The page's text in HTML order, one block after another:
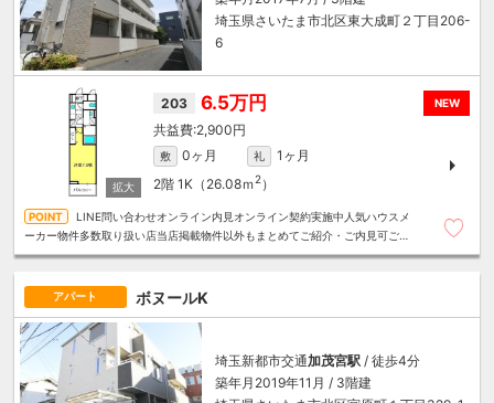
埼玉県さいたま市北区東大成町２丁目206-
6
NEW
203 6.5万円
2,900円
敷 0ヶ月 礼
1ヶ月
2階 1K（26.08ｍ 2）
LINE問い合わせオンライン内見オンライン契約実施中人気ハウスメ
ーカー物件多数取り扱い店当店掲載物件以外もまとめてご紹介・ご内見可ご予
アパート ボヌールK
埼玉新都市交通加茂宮駅 / 徒歩4分
築年月2019年11月 / 3階建